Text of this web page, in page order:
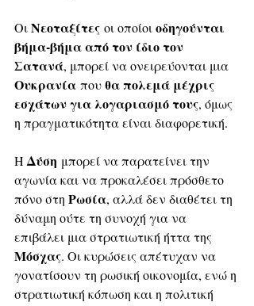
Οι Νεοταξίτες οι οποίοι οδηγούνται
βήμα-βήμα από τον ίδιο τον
Σατανά, μπορεί να ονειρεύονται μια
Ουκρανία που θα πολεμά μέχρις
εσχάτων για λογαριασμό τους, όμως
η πραγματικότητα είναι διαφορετική.
Η Δύση μπορεί να παρατείνει την
αγωνία και να προκαλέσει πρόσθετο
πόνο στη Ρωσία, αλλά δεν διαθέτει τη
δύναμη ούτε τη συνοχή για να
επιβάλει μια στρατιωτική ήττα της
Μόσχας. Οι κυρώσεις απέτυχαν να
γονατίσουν τη ρωσική οικονομία, ενώ η
στρατιωτική κόπωση και η πολιτική